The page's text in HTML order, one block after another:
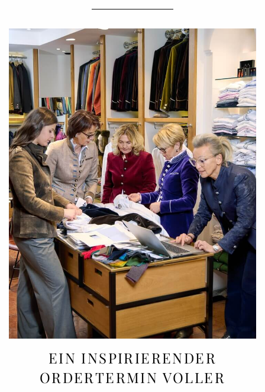
EIN INSPIRIERENDER
ORDERTERMIN VOLLER